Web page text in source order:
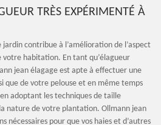
TRÈS EXPÉRIMENTÉ À
jardin contribue à l’amélioration de l’aspect
habitation. En tant qu’élagueur
jean élagage est apte à effectuer une
que de votre pelouse et en même temps
adoptant les techniques de taille
nature de votre plantation. Ollmann jean
nécessaires pour que vos haies et d’autres